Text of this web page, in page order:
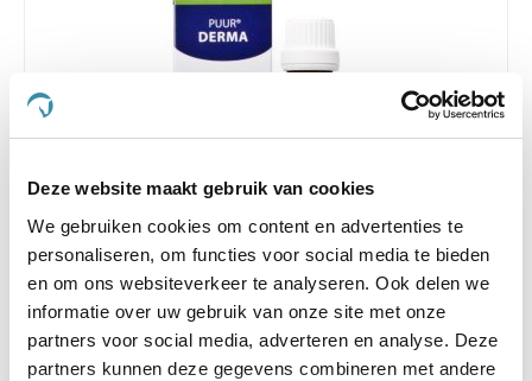
Deze website maakt gebruik van cookies
We gebruiken cookies om content en advertenties te
personaliseren, om functies voor social media te bieden
en om ons websiteverkeer te analyseren. Ook delen we
informatie over uw gebruik van onze site met onze
partners voor social media, adverteren en analyse. Deze
partners kunnen deze gegevens combineren met andere
4.2
star
rating
12 Beoordelingen
Puur Derma/Jeuk 50 ml
Nog maar 2 beschikbaar